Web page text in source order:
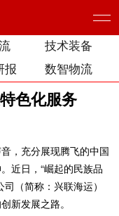
技术装备
报 数智物流
色化服务
，充分展现腾飞的中国
近日，“崛起的民族品
（简称：兴联海运）
新发展之路。